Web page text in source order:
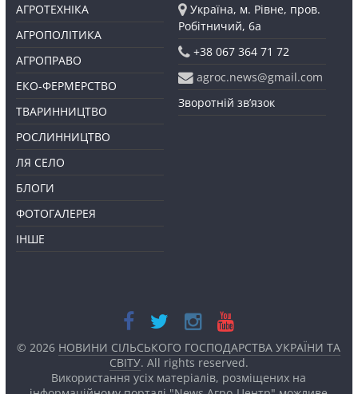
АГРОТЕХНІКА
АГРОПОЛІТИКА
АГРОПРАВО
ЕКО-ФЕРМЕРСТВО
ТВАРИННИЦТВО
РОСЛИННИЦТВО
ЛЯ СЕЛО
БЛОГИ
ФОТОГАЛЕРЕЯ
ІНШЕ
Україна, м. Рівне, пров.
Робітничий, 6а
+38 067 364 71 72
agroc.news@gmail.com
Зворотній зв’язок
© 2026 НОВИНИ СІЛЬСЬКОГО ГОСПОДАРСТВА УКРАЇНИ ТА
СВІТУ. All rights reserved.
Використання усіх матеріалів, розміщених на